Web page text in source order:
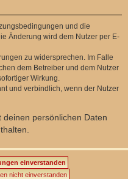
und die
Änderung wird dem Nutzer per E-
zu widersprechen. Im Falle
dem Betreiber und dem Nutzer
Wirkung.
und verbindlich, wenn der Nutzer
persönlichen Daten